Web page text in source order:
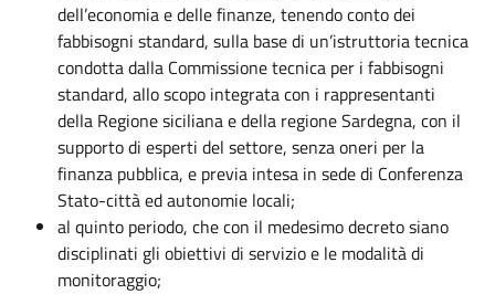
dell’economia e delle finanze, tenendo conto dei
fabbisogni standard, sulla base di un’istruttoria tecnica
condotta dalla Commissione tecnica per i fabbisogni
standard, allo scopo integrata con i rappresentanti
della Regione siciliana e della regione Sardegna, con il
supporto di esperti del settore, senza oneri per la
finanza pubblica, e previa intesa in sede di Conferenza
Stato-città ed autonomie locali;
al quinto periodo, che con il medesimo decreto siano
disciplinati gli obiettivi di servizio e le modalità di
monitoraggio;